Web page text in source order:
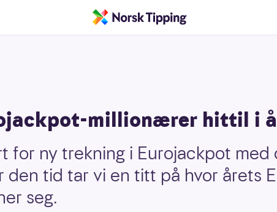
millionærer hittil i
for ny trekning i Eurojackpot med
den tid tar vi en titt på hvor årets
seg.